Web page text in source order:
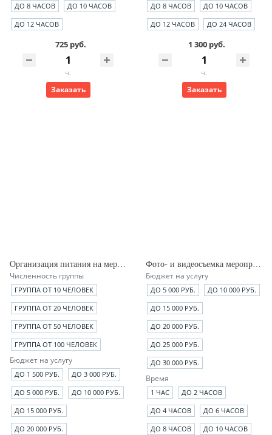
ДО 8 ЧАСОВ
ДО 10 ЧАСОВ
ДО 12 ЧАСОВ
725 руб.
ч.
Заказать
ДО 8 ЧАСОВ
ДО 10 ЧАСОВ
ДО 12 ЧАСОВ
ДО 24 ЧАСОВ
1 300 руб.
ч.
Заказать
Организация питания на мероприятии
Численность группы
ГРУППА ОТ 10 ЧЕЛОВЕК
ГРУППА ОТ 20 ЧЕЛОВЕК
ГРУППА ОТ 50 ЧЕЛОВЕК
ГРУППА ОТ 100 ЧЕЛОВЕК
Бюджет на услугу
ДО 1 500 РУБ.
ДО 3 000 РУБ.
ДО 5 000 РУБ.
ДО 10 000 РУБ.
ДО 15 000 РУБ.
ДО 20 000 РУБ.
Фото- и видеосъемка мероприятия
Бюджет на услугу
ДО 5 000 РУБ.
ДО 10 000 РУБ.
ДО 15 000 РУБ.
ДО 20 000 РУБ.
ДО 25 000 РУБ.
ДО 30 000 РУБ.
Время
1 ЧАС
ДО 2 ЧАСОВ
ДО 4 ЧАСОВ
ДО 6 ЧАСОВ
ДО 8 ЧАСОВ
ДО 10 ЧАСОВ